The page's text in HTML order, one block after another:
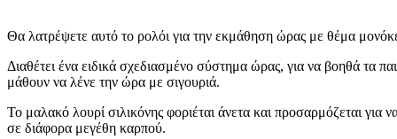
Θα λατρέψετε αυτό το ρολόι για την εκμάθηση ώρας με θέμα
Διαθέτει ένα ειδικά σχεδιασμένο σύστημα ώρας, για να βοηθά τα
μάθουν να λένε την ώρα με σιγουριά.
Το μαλακό λουρί σιλικόνης φοριέται άνετα και προσαρμόζεται για να
σε διάφορα μεγέθη καρπού.